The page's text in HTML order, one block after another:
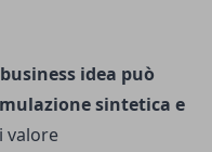
idea può
sintetica e
valore